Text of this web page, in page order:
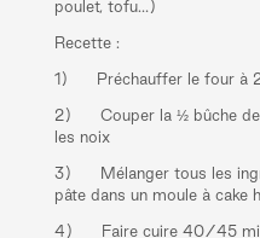
poulet, tofu…)
Recette :
1) Préchauffer le four à
2) Couper la ½ bûche de
les noix
3) Mélanger tous les
pâte dans un moule à cake
4) Faire cuire 40/45 min